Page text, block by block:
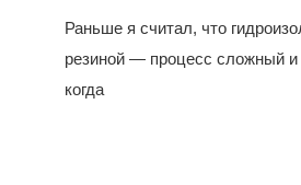
Раньше я считал, что
резиной — процесс сложный и
когда